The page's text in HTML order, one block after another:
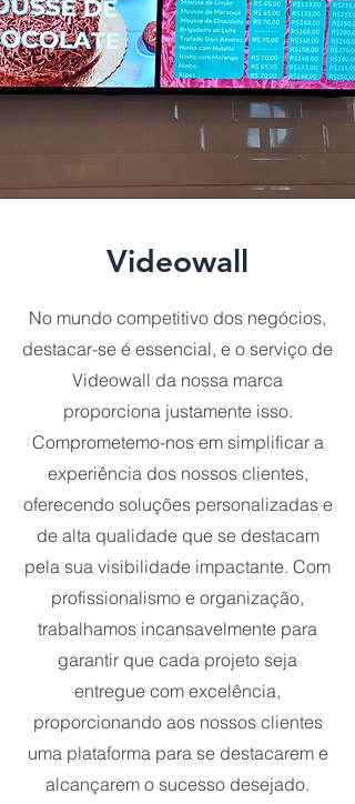
Videowall
No mundo competitivo dos negócios,
destacar-se é essencial, e o serviço de
Videowall da nossa marca
proporciona justamente isso.
Comprometemo-nos em simplificar a
experiência dos nossos clientes,
oferecendo soluções personalizadas e
de alta qualidade que se destacam
pela sua visibilidade impactante. Com
profissionalismo e organização,
trabalhamos incansavelmente para
garantir que cada projeto seja
entregue com excelência,
proporcionando aos nossos clientes
uma plataforma para se destacarem e
alcançarem o sucesso desejado.